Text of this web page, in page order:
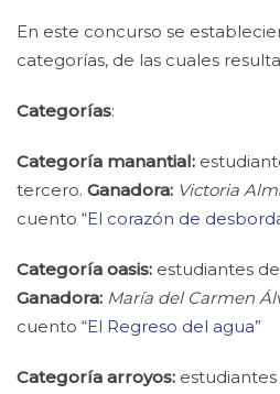
En este concurso se
categorías, de las cuales
Categorías:
Categoría manantial:
tercero. Ganadora: Victoria
cuento “El corazón de
Categoría oasis: estudiantes
Ganadora: María del Carmen
cuento “El Regreso del agua”
Categoría arroyos: